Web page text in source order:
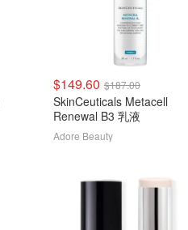
$149.60 $187.00
SkinCeuticals Metacell
Renewal B3 乳液
Adore Beauty